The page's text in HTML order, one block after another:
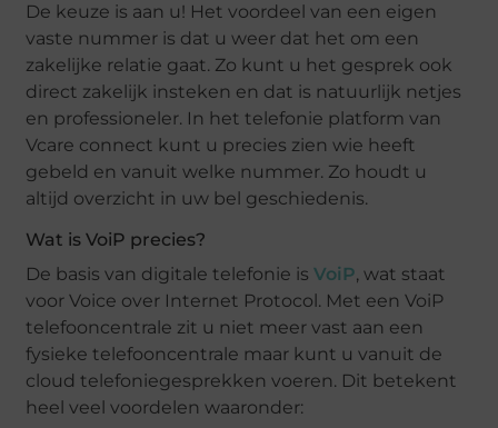
De keuze is aan u! Het voordeel van een eigen
vaste nummer is dat u weer dat het om een
zakelijke relatie gaat. Zo kunt u het gesprek ook
direct zakelijk insteken en dat is natuurlijk netjes
en professioneler. In het telefonie platform van
Vcare connect kunt u precies zien wie heeft
gebeld en vanuit welke nummer. Zo houdt u
altijd overzicht in uw bel geschiedenis.
Wat is VoiP precies?
De basis van digitale telefonie isVoiP, wat staat
voor Voice over Internet Protocol. Met een VoiP
telefooncentrale zit u niet meer vast aan een
fysieke telefooncentrale maar kunt u vanuit de
cloud telefoniegesprekken voeren. Dit betekent
heel veel voordelen waaronder: